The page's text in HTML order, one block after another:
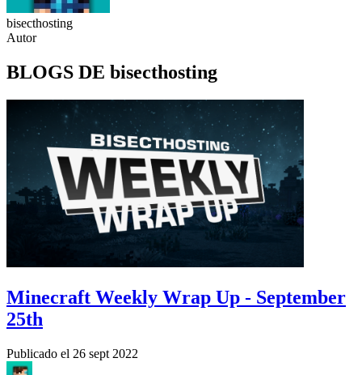
bisecthosting
Autor
BLOGS DE bisecthosting
Minecraft Weekly Wrap Up - September
25th
Publicado el 26 sept 2022